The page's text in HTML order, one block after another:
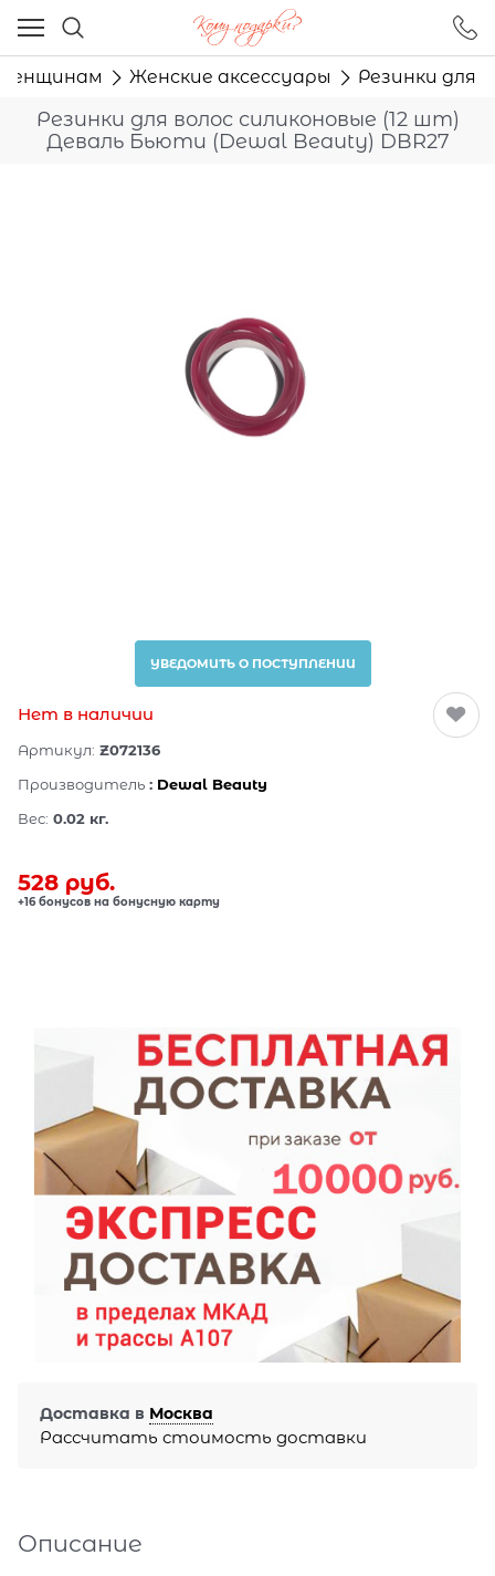
Женские аксессуары Резинки для
Резинки для волос силиконовые (12 шт)
Деваль Бьюти (Dewal Beauty) DBR27
УВЕДОМИТЬ О ПОСТУПЛЕНИИ
Нет в наличии
Артикул: Z072136
Производитель : Dewal Beauty
Вес: 0.02 кг.
528 руб.
+16 бонусов на бонусную карту
Доставка в Москва
Рассчитать стоимость доставки
Описание
Ваш город - Москва,
угадали?
ДА НЕТ